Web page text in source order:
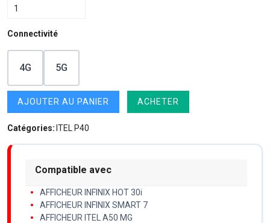
Connectivité
4G 5G
AJOUTER AU PANIER ACHETER
Catégories: ITEL P40
Compatible avec
AFFICHEUR INFINIX HOT 30i
AFFICHEUR INFINIX SMART 7
AFFICHEUR ITEL A50 MG